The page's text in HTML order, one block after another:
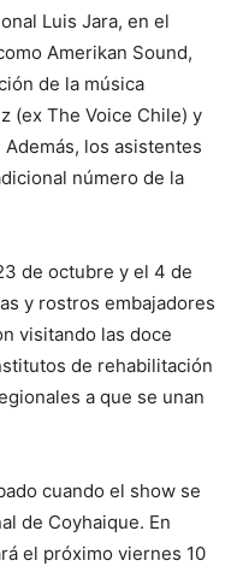
Luis Jara, en el
Amerikan Sound,
de la música
(ex The Voice Chile) y
los asistentes
número de la
de octubre y el 4 de
y rostros embajadores
visitando las doce
de rehabilitación
a que se unan
cuando el show se
de Coyhaique. En
el próximo viernes 10